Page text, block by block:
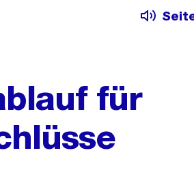
für